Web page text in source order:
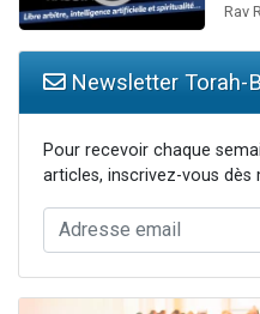
Rav
Newsletter Torah-
Pour recevoir chaque
articles, inscrivez-vous dès